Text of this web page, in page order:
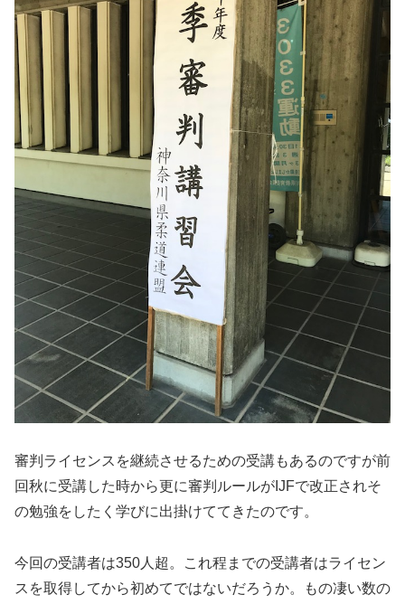
審判ライセンスを継続させるための受講もあるのですが前
回秋に受講した時から更に審判ルールがIJFで改正されそ
の勉強をしたく学びに出掛けててきたのです。
今回の受講者は350人超。これ程までの受講者はライセン
スを取得してから初めてではないだろうか。もの凄い数の